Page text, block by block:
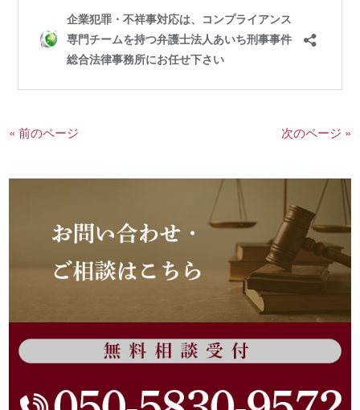
« 前のページ 次のページ »